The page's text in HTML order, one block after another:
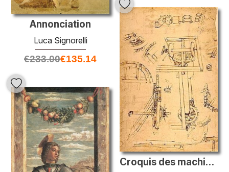
Annonciation
Luca Signorelli
€233.00€135.14
Croquis des machines